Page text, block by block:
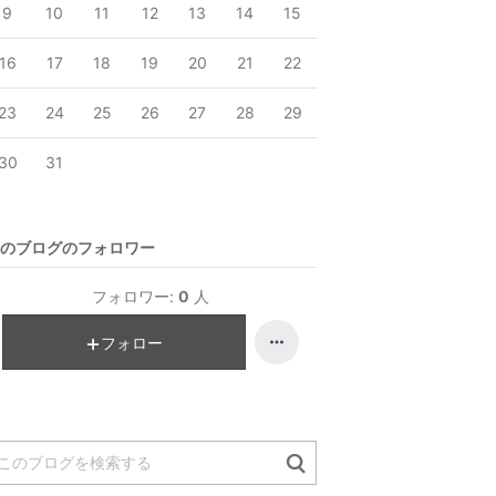
9 10 11 12 13 14 15
17 18 19 20 21 22
24 25 26 27 28 29
31
ブログのフォロワー
フォロワー: 0 人
フォロー